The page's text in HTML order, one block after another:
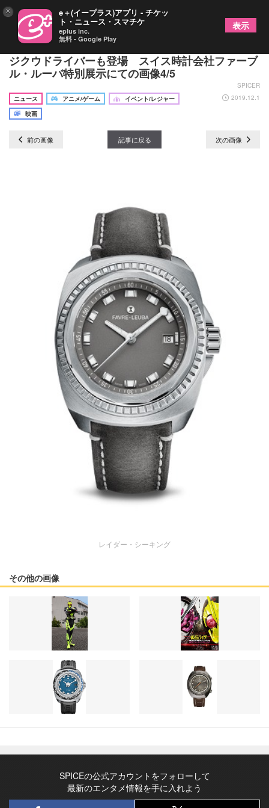
仮面ライダーゼロワン＆ジオウが身に着ける時計や
ジクウドライバーも登場 スイス時計会社ファーブ
ル・ルーバ特別展示にての画像4/5
SPICER
ニュース
アニメ/ゲーム
イベント/レジャー
映画
2019.12.1
前の画像 記事に戻る 次の画像
レイダー・シーキング
その他の画像
SPICEの公式アカウントをフォローして
最新のエンタメ情報を手に入れよう
× e＋(イープラス)アプリ - チケッ
ト・ニュース・スマチケ
eplus inc.
無料 - Google Play
表示